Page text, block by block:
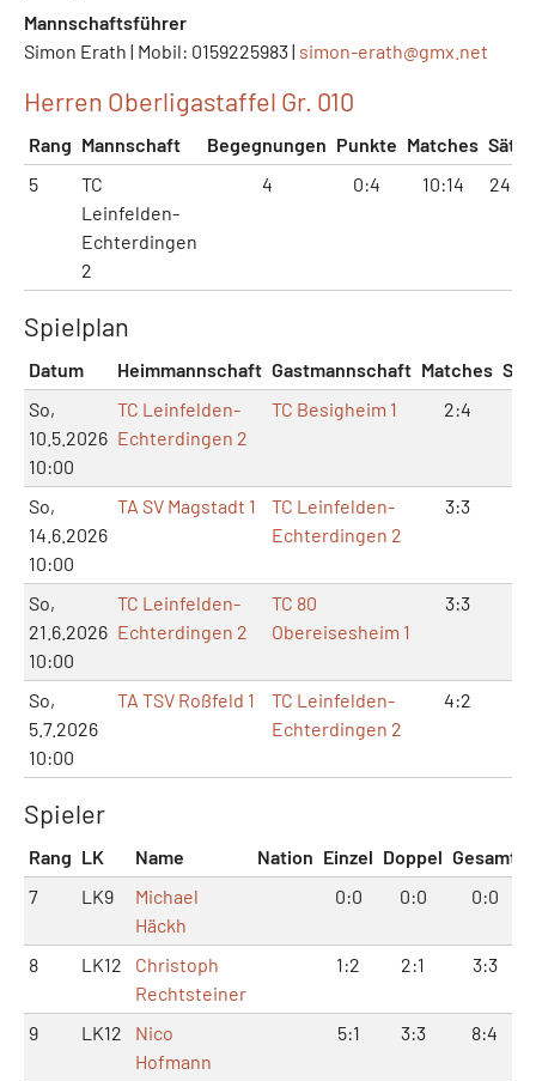
Mannschaftsführer
Simon Erath | Mobil: 0159225983 | simon-erath@gmx.net
Herren Oberligastaffel Gr. 010
Rang Mannschaft Begegnungen Punkte Matches Sätze
5
TC
Leinfelden-
Echterdingen
2
4 0:4 10:14 24:31
Spielplan
Datum Heimmannschaft Gastmannschaft Matches
So,
10.5.2026
10:00
TC Leinfelden-
Echterdingen 2
TC Besigheim 1 2:4
So,
14.6.2026
10:00
TA SV Magstadt 1
TC Leinfelden-
Echterdingen 2
3:3
So,
21.6.2026
10:00
TC Leinfelden-
Echterdingen 2
TC 80
Obereisesheim 1
3:3
So,
5.7.2026
10:00
TA TSV Roßfeld 1
TC Leinfelden-
Echterdingen 2
4:2
Spieler
Rang LK Name Nation Einzel Doppel Gesamt
7
LK9
Michael
Häckh
0:0 0:0 0:0
8 LK12
Christoph
Rechtsteiner
1:2 2:1 3:3
9 LK12
Nico
Hofmann
5:1 3:3 8:4